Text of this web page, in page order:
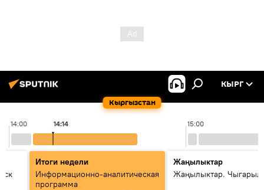
Кыргызстан
КЫРГ
14:00 15:00
14:14
Итоги недели
Информационно-аналитическая
программа
Жаңылыктар
Жаңылыктар.